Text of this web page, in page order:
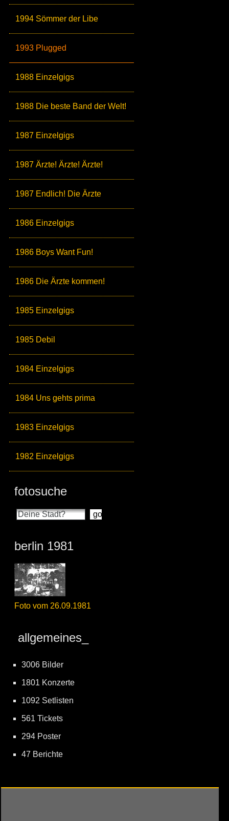
1994 Sömmer der Libe
1993 Plugged
1988 Einzelgigs
1988 Die beste Band der Welt!
1987 Einzelgigs
1987 Ärzte! Ärzte! Ärzte!
1987 Endlich! Die Ärzte
1986 Einzelgigs
1986 Boys Want Fun!
1986 Die Ärzte kommen!
1985 Einzelgigs
1985 Debil
1984 Einzelgigs
1984 Uns gehts prima
1983 Einzelgigs
1982 Einzelgigs
fotosuche
berlin 1981
Foto vom 26.09.1981
allgemeines_
3006 Bilder
1801 Konzerte
1092 Setlisten
561 Tickets
294 Poster
47 Berichte